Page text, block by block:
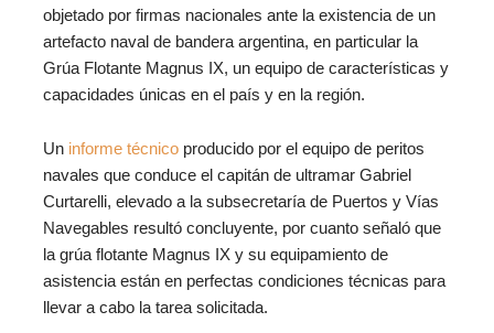
objetado por firmas nacionales ante la existencia de un
artefacto naval de bandera argentina, en particular la
Grúa Flotante Magnus IX, un equipo de características y
capacidades únicas en el país y en la región.
Un informe técnicoproducido por el equipo de peritos
navales que conduce el capitán de ultramar Gabriel
Curtarelli, elevado a la subsecretaría de Puertos y Vías
Navegables resultó concluyente, por cuanto señaló que
la grúa flotante Magnus IX y su equipamiento de
asistencia están en perfectas condiciones técnicas para
llevar a cabo la tarea solicitada.